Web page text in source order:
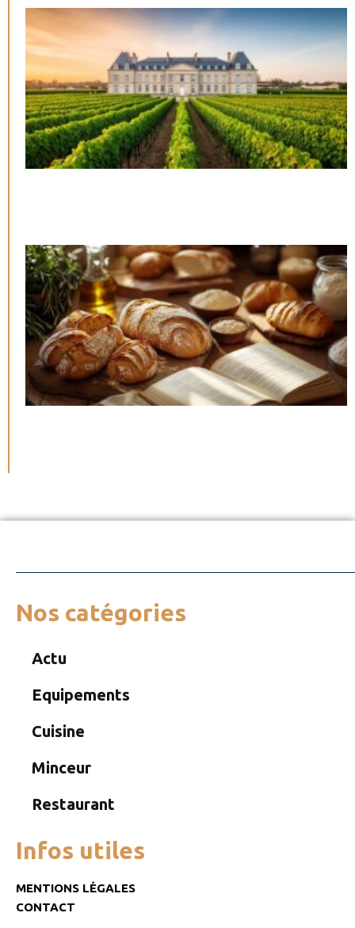
Nos catégories
Actu
Equipements
Cuisine
Minceur
Restaurant
Infos utiles
MENTIONS LÉGALES
CONTACT